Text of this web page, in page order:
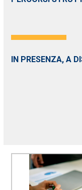
IN PRESENZA, A